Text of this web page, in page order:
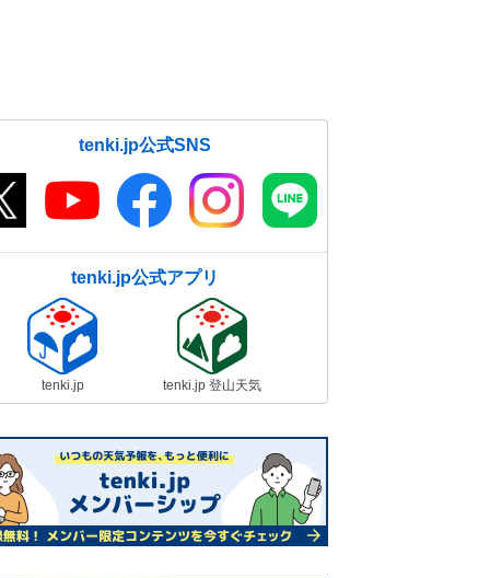
tenki.jp公式SNS
tenki.jp公式アプリ
tenki.jp tenki.jp 登山天気